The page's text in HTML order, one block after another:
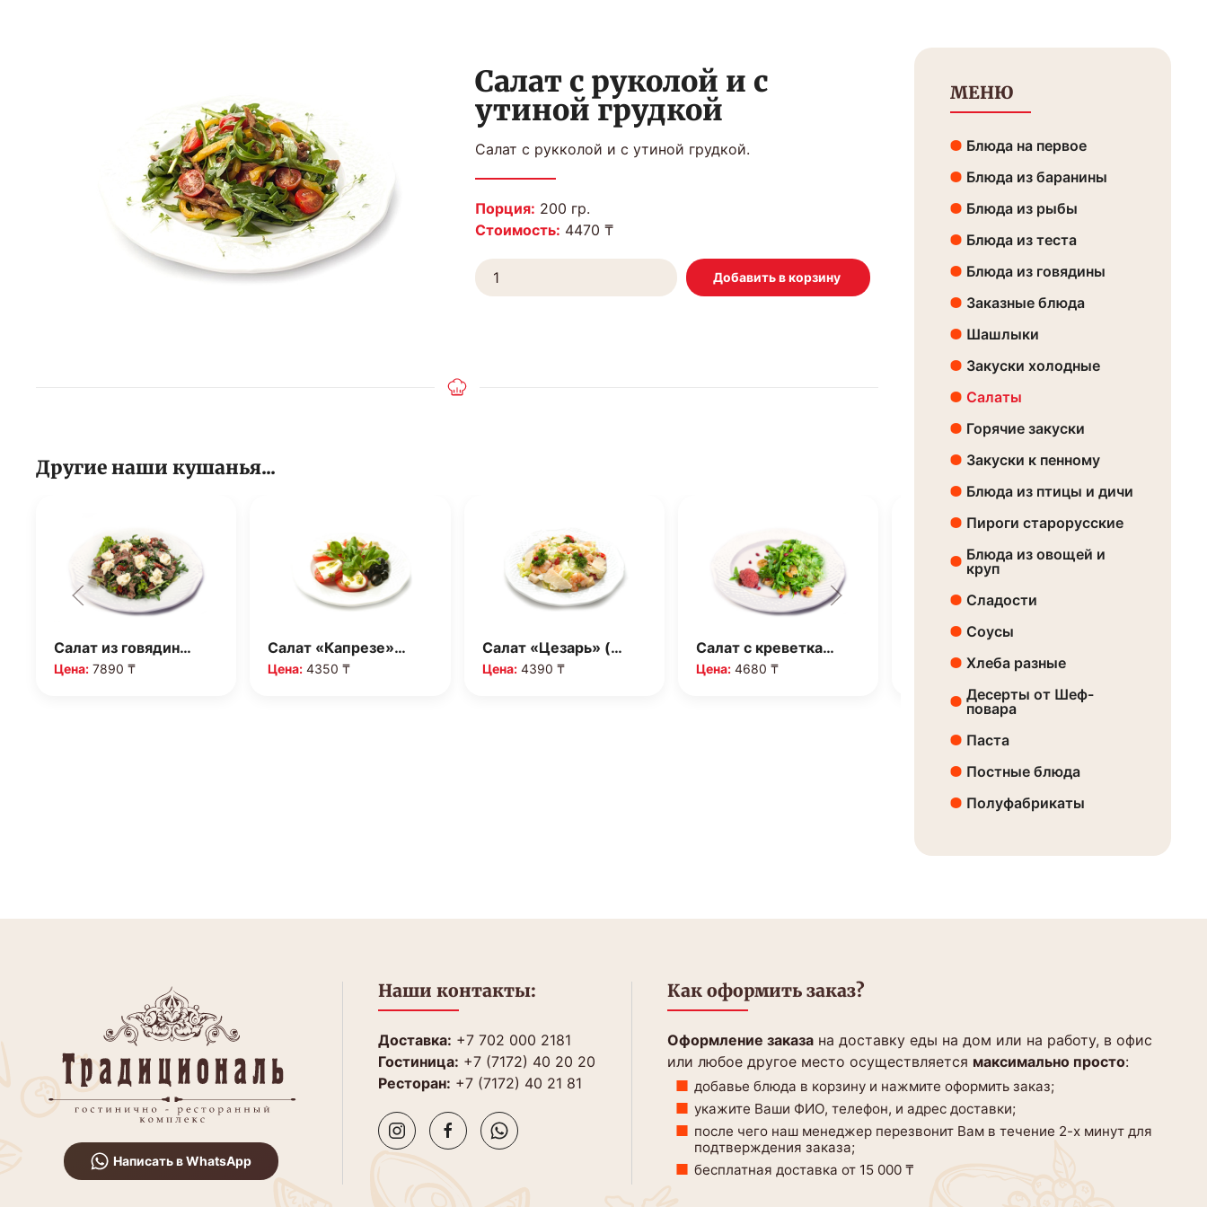
Салат с руколой и с
утиной грудкой
Салат с рукколой и с утиной грудкой.
Порция: 200 гр.
Стоимость: 4470 ₸
Другие наши кушанья...
Салат из говядин…
Цена: 7890 ₸
Салат «Капрезе»…
Цена: 4350 ₸
Салат «Цезарь» (…
Цена:4390 ₸
Салат с креветка…
Цена:4680 ₸ 3860 ₸
МЕНЮ
Блюда на первое
Блюда из баранины
Блюда из рыбы
Блюда из теста
Блюда из говядины
Заказные блюда
Шашлыки
Закуски холодные
Салаты
Горячие закуски
Закуски к пенному
Блюда из птицы и дичи
Пироги старорусские
Блюда из овощей и
круп
Сладости
Соусы
Хлеба разные
Десерты от Шеф-
повара
Паста
Постные блюда
Полуфабрикаты
Написать в WhatsApp
Наши контакты:
Доставка: +7 702 000 2181
Гостиница: +7 (7172) 40 20 20
Ресторан: +7 (7172) 40 21 81
Как оформить заказ?
Оформление заказа на доставку еды на дом или на работу, в офис
или любое другое место осуществляется максимально просто:
добавье блюда в корзину и нажмите оформить заказ;
укажите Ваши ФИО, телефон, и адрес доставки;
после чего наш менеджер перезвонит Вам в течение 2-х минут для
подтверждения заказа;
бесплатная доставка от 15 000 ₸